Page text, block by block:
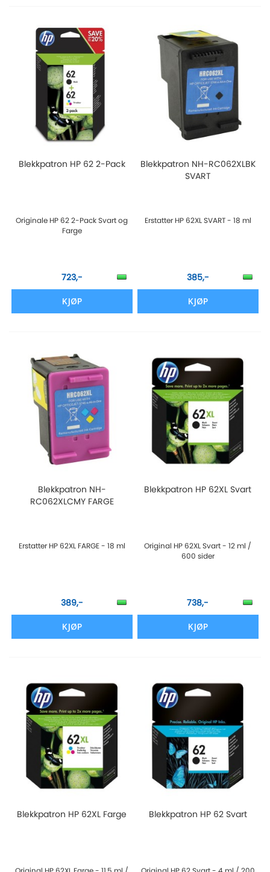
Blekkpatron HP 62 2-Pack
Originale HP 62 2-Pack Svart og
Farge
723,-
KJØP
Blekkpatron NH-RC062XLBK
SVART
Erstatter HP 62XL SVART - 18 ml
385,-
KJØP
Blekkpatron NH-
RC062XLCMY FARGE
Erstatter HP 62XL FARGE - 18 ml
389,-
KJØP
Blekkpatron HP 62XL Svart
Original HP 62XL Svart - 12 ml /
600 sider
738,-
KJØP
Blekkpatron HP 62XL Farge Blekkpatron HP 62 Svart